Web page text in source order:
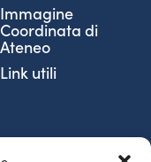
Immagine
Coordinata di
Ateneo
Link utili